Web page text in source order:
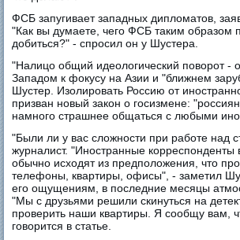
ФСБ запугивает западных дипломатов,
"Как вы думаете, чего ФСБ таким образом
добиться?" - спросил он у Шустера.
"Налицо общий идеологический поворот -
Западом к фокусу на Азии и "ближнем
Шустер. Изолировать Россию от
призван новый закон о госизмене:
намного страшнее общаться с любыми
"Были ли у вас сложности при работе над
журналист. "Иностранные
обычно исходят из предположения, что
телефоны, квартиры, офисы", - заметил
его ощущениям, в последние месяцы
"Мы с друзьями решили скинуться на
проверить наши квартиры. Я сообщу вам,
говорится в статье.